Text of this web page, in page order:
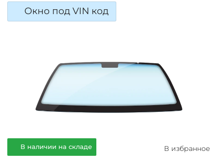
Окно под VIN код
В наличии на складе В избранное